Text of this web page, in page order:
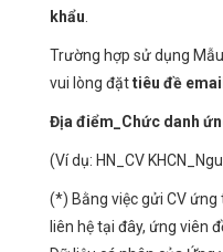
khẩu
Trường hợp sử dụng
vui lòng đặttiêu đề
Địa điểm_Chức danh
(Ví dụ: HN_CV
(*) Bằng việc gửi CV
liên hệ tại đây, ứng viên